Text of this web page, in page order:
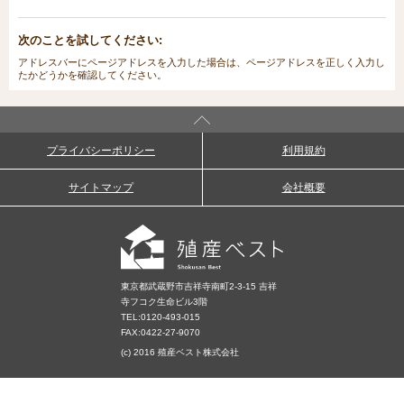
次のことを試してください:
アドレスバーにページアドレスを入力した場合は、ページアドレスを正しく入力し
たかどうかを確認してください。
プライバシーポリシー 利用規約
サイトマップ 会社概要
東京都武蔵野市吉祥寺南町2-3-15 吉祥
寺フコク生命ビル3階
TEL:0120-493-015
FAX:0422-27-9070
(c) 2016 殖産ベスト株式会社